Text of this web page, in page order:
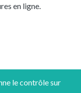
le contrôle sur
en ligne.